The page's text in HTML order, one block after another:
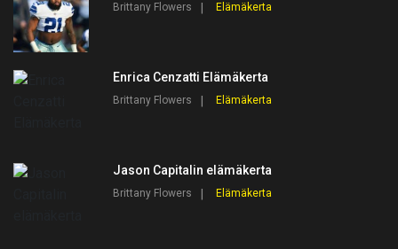
Brittany Flowers Elämäkerta
Enrica Cenzatti Elämäkerta
Brittany Flowers Elämäkerta
Jason Capitalin elämäkerta
Brittany Flowers Elämäkerta